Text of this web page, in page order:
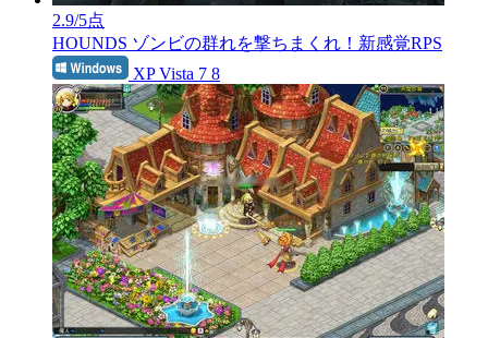
2.9/5点
HOUNDS ゾンビの群れを撃ちまくれ！新感覚RPS
XP Vista 7 8